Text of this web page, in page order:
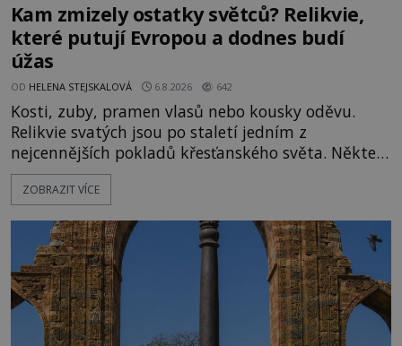
Kam zmizely ostatky světců? Relikvie,
které putují Evropou a dodnes budí
úžas
OD HELENA STEJSKALOVÁ 6.8.2026 642
Kosti, zuby, pramen vlasů nebo kousky oděvu.
Relikvie svatých jsou po staletí jedním z
nejcennějších pokladů křesťanského světa. Některé
mají pečlivě doloženou historii, jiné provází
záhady, krádeže i nečekané objevy. Jejich osudy
o skutečné historické události. Ve středověké
Evropě mají relikvie mimořádnou hodnotu. Nejsou
jen předmětem úcty
ZOBRAZIT VÍCE